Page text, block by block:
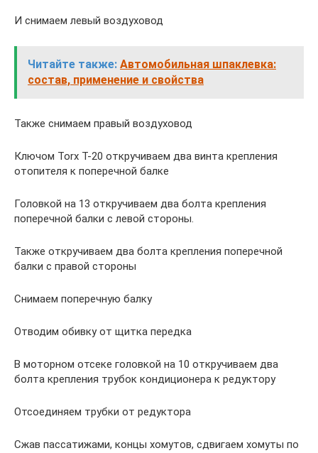
И снимаем левый воздуховод
Читайте также: Автомобильная шпаклевка:
cостав, применение и свойства
Также снимаем правый воздуховод
Ключом Torx T-20 откручиваем два винта крепления
отопителя к поперечной балке
Головкой на 13 откручиваем два болта крепления
поперечной балки с левой стороны.
Также откручиваем два болта крепления поперечной
балки с правой стороны
Снимаем поперечную балку
Отводим обивку от щитка передка
В моторном отсеке головкой на 10 откручиваем два
болта крепления трубок кондиционера к редуктору
Отсоединяем трубки от редуктора
Сжав пассатижами, концы хомутов, сдвигаем хомуты по